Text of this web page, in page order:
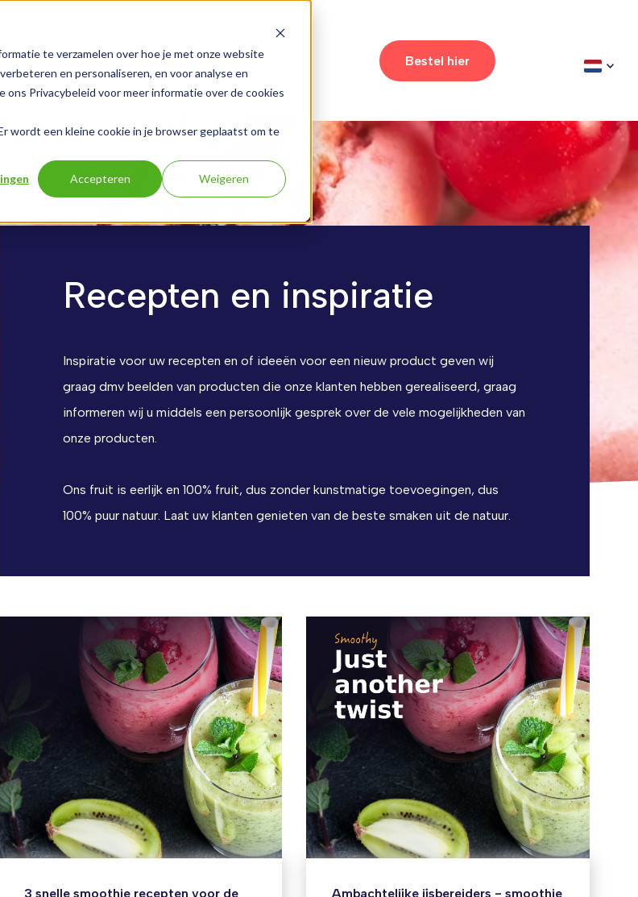
te verzamelen over hoe je met onze website
en personaliseren, en voor analyse en
ons Privacybeleid voor meer informatie over de cookies
wordt een kleine cookie in je browser geplaatst om te
Accepteren Weigeren
Nieuws Vacatures Contact Bestel hier
Recepten en inspiratie
Inspiratie voor uw recepten en of ideeën voor een nieuw product geven wij
graag dmv beelden van producten die onze klanten hebben gerealiseerd, graag
informeren wij u middels een persoonlijk gesprek over de vele mogelijkheden van
onze producten.
Ons fruit is eerlijk en 100% fruit, dus zonder kunstmatige toevoegingen, dus
100% puur natuur. Laat uw klanten genieten van de beste smaken uit de natuur.
3 snelle smoothie recepten voor de
Ambachtelijke ijsbereiders - smoothie